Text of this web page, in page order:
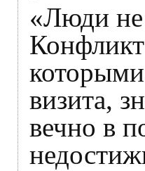
«Люди не
которыми
визита,
вечно в